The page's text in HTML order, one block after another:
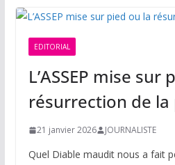
EDITORIAL
L’ASSEP mise sur
résurrection de la
21 janvier 2026 JOURNALISTE
Quel Diable maudit nous a fait